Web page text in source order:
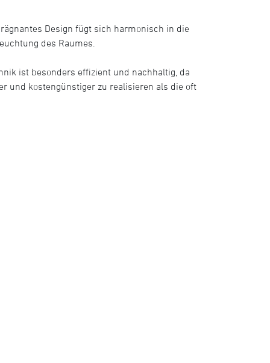
Design fügt sich harmonisch in die
des Raumes.
ist besonders effizient und nachhaltig, da
und kostengünstiger zu realisieren als die oft